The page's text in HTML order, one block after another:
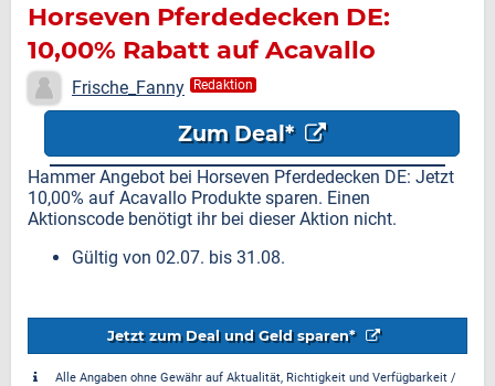
Horseven Pferdedecken DE:
10,00% Rabatt auf Acavallo
Produkte
Frische_Fanny Redaktion
Zum Deal*
Hammer Angebot bei Horseven Pferdedecken DE: Jetzt
10,00% auf Acavallo Produkte sparen. Einen
Aktionscode benötigt ihr bei dieser Aktion nicht.
Gültig von 02.07. bis 31.08.
Jetzt zum Deal und Geld sparen*
Alle Angaben ohne Gewähr auf Aktualität, Richtigkeit und Verfügbarkeit /